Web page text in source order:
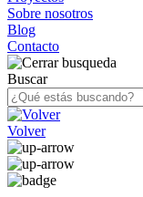
Sobre nosotros
Blog
Contacto
Buscar
Volver